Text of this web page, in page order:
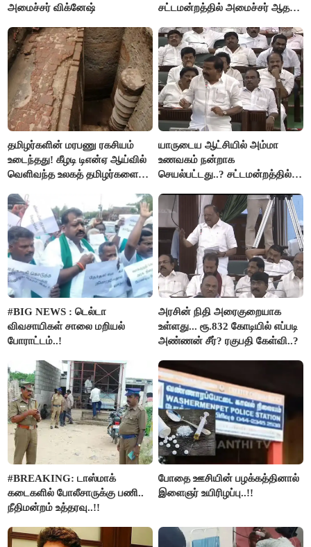
அமைச்சர் விக்னேஷ்
சட்டமன்றத்தில் அமைச்சர் ஆதவ்
தமிழர்களின் மரபணு ரகசியம்
உடைந்தது! கீழடி டிஎன்ஏ ஆய்வில்
வெளிவந்த உலகத் தமிழர்களை
யாருடைய ஆட்சியில் அம்மா
உணவகம் நன்றாக
செயல்பட்டது..? சட்டமன்றத்தில்
#BIG NEWS : டெல்டா
விவசாயிகள் சாலை மறியல்
போராட்டம்..!
அரசின் நிதி அரைகுறையாக
உள்ளது... ரூ.832 கோடியில் எப்படி
அண்ணன் சீர்? ரகுபதி கேள்வி..?
#BREAKING: டாஸ்மாக்
கடைகளில் போலீசாருக்கு பணி..
நீதிமன்றம் உத்தரவு..!!
போதை ஊசியின் பழக்கத்தினால்
இளைஞர் உயிரிழப்பு..!!